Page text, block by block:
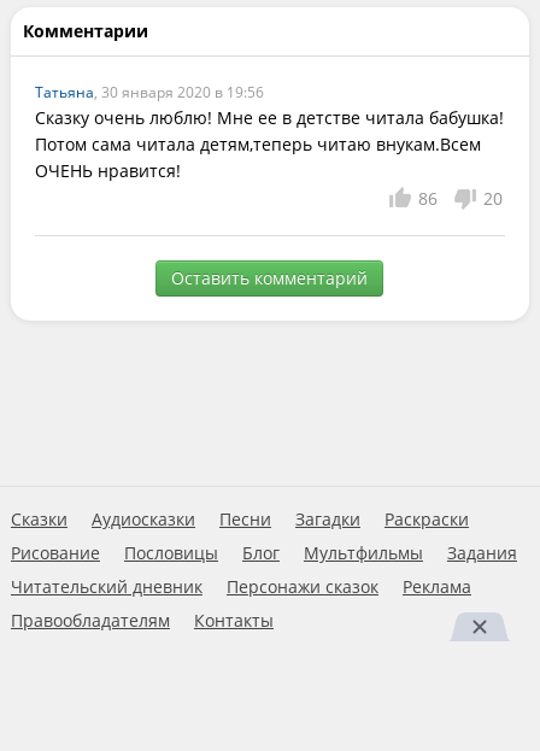
Комментарии
Татьяна, 30 января 2020 в 19:56
Сказку очень люблю! Мне ее в детстве читала бабушка!
Потом сама читала детям,теперь читаю внукам.Всем
ОЧЕНЬ нравится!
86
20
Оставить комментарий
Сказки Аудиосказки Песни Загадки
Раскраски
Рисование
Пословицы Блог Мультфильмы
Задания
Читательский дневник
Персонажи сказок
Реклама
Правообладателям
Контакты